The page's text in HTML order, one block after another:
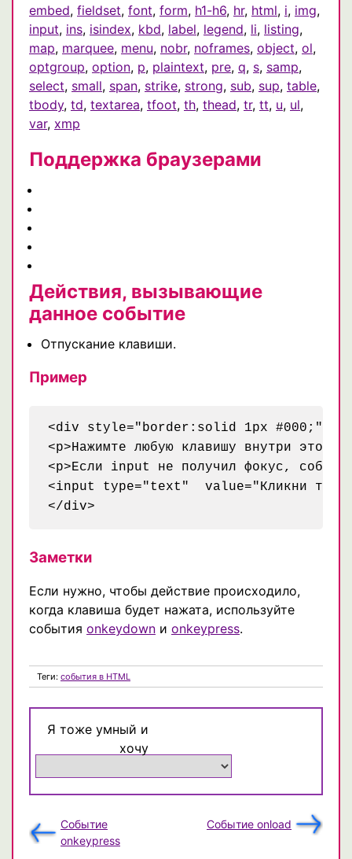
embed, fieldset, font, form, h1-h6, hr, html, i, img,
input, ins, isindex, kbd, label, legend, li, listing,
map, marquee, menu, nobr, noframes, object, ol,
optgroup, option, p, plaintext, pre, q, s, samp,
select, small, span, strike, strong, sub, sup, table,
tbody, td, textarea, tfoot, th, thead, tr, tt, u, ul,
var, xmp
Поддержка браузерами
Действия, вызывающие
данное событие
Отпускание клавиши.
Пример
<div style="border:solid 1px #000;"
<p>Нажимте любую клавишу внутри
<p>Если input не получил фокус,
<input type="text"  value="Кликни тут,
</div>
Заметки
Если нужно, чтобы действие происходило,
когда клавиша будет нажата, используйте
события onkeydown и onkeypress.
Теги: события в HTML
Я тоже умный и
хочу
Событие onload
Событие
onkeypress